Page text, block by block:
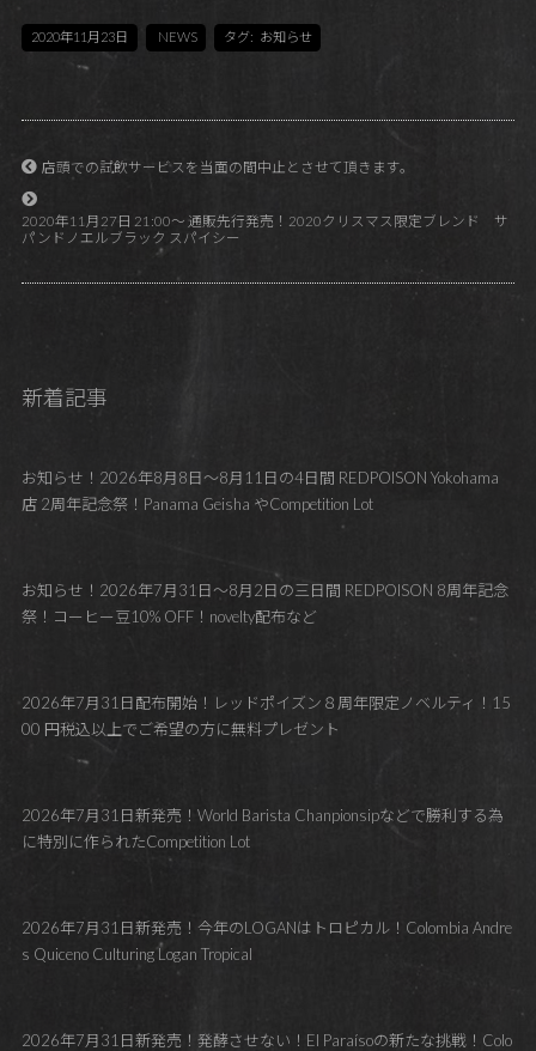
2020年11月23日 NEWS タグ: お知らせ
店頭での試飲サービスを当面の間中止とさせて頂きます。
2020年11月27日 21:00～ 通販先行発売！2020クリスマス限定ブレンド サ
パンドノエルブラック スパイシー
新着記事
お知らせ！2026年8月8日～8月11日の4日間 REDPOISON Yokohama
店 2周年記念祭！Panama Geisha やCompetition Lot
お知らせ！2026年7月31日～8月2日の三日間 REDPOISON 8周年記念
祭！コーヒー豆10% OFF！novelty配布など
2026年7月31日配布開始！レッドポイズン８周年限定ノベルティ！15
00 円税込以上でご希望の方に無料プレゼント
2026年7月31日新発売！World Barista Chanpionsipなどで勝利する為
に特別に作られたCompetition Lot
2026年7月31日新発売！今年のLOGANはトロピカル！Colombia Andre
s Quiceno Culturing Logan Tropical
2026年7月31日新発売！発酵させない！El Paraísoの新たな挑戦！Colo